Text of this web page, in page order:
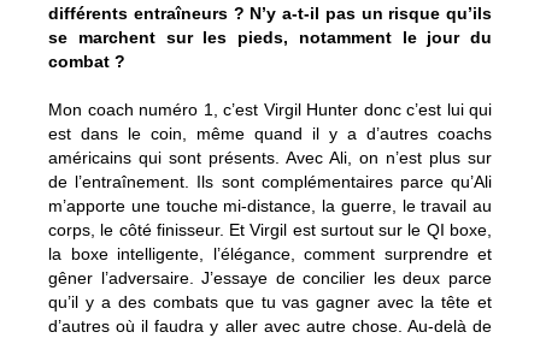
différents entraîneurs ? N’y a-t-il pas un risque qu’ils
se marchent sur les pieds, notamment le jour du
combat ?
Mon coach numéro 1, c’est Virgil Hunter donc c’est lui qui
est dans le coin, même quand il y a d’autres coachs
américains qui sont présents. Avec Ali, on n’est plus sur
de l’entraînement. Ils sont complémentaires parce qu’Ali
m’apporte une touche mi-distance, la guerre, le travail au
corps, le côté finisseur. Et Virgil est surtout sur le QI boxe,
la boxe intelligente, l’élégance, comment surprendre et
gêner l’adversaire. J’essaye de concilier les deux parce
qu’il y a des combats que tu vas gagner avec la tête et
d’autres où il faudra y aller avec autre chose. Au-delà de